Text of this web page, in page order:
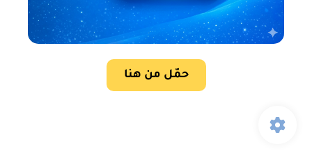
حمّل من هنا